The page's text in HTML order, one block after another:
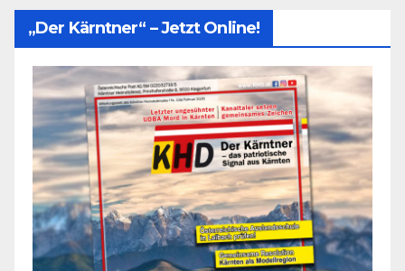
„Der Kärntner“ – Jetzt Online!